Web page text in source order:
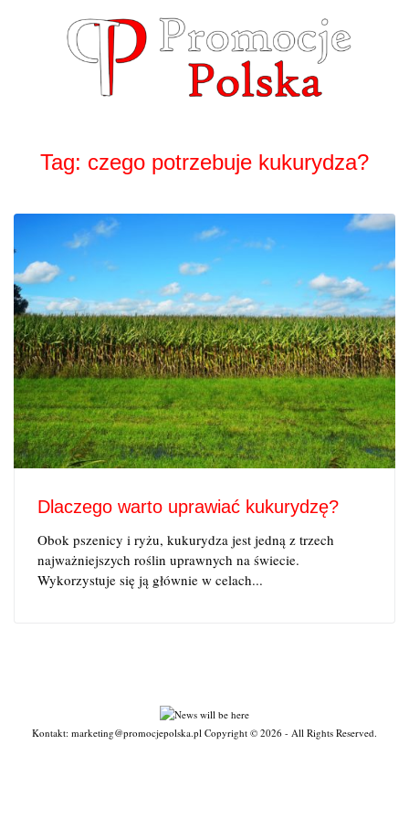
Tag: czego potrzebuje kukurydza?
Dlaczego warto uprawiać kukurydzę?
Obok pszenicy i ryżu, kukurydza jest jedną z trzech
najważniejszych roślin uprawnych na świecie.
Wykorzystuje się ją głównie w celach...
Kontakt: marketing@promocjepolska.pl Copyright © 2026 - All Rights Reserved.